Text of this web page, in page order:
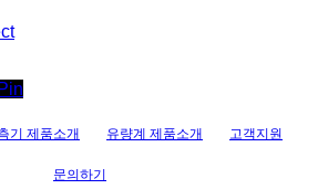
Pin
기 제품소개 유량계 제품소개 고객지원
문의하기